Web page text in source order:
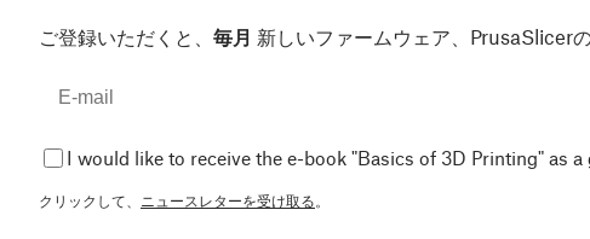
ご登録いただくと、 毎月 新しいファームウェア、PrusaSlicer
I would like to receive the e-book "Basics of 3D Printing" as a
クリックして、 ニュースレターを受け取る。